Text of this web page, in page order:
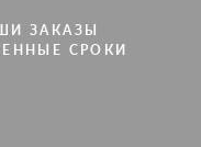
ЗАКАЗЫ
СРОКИ